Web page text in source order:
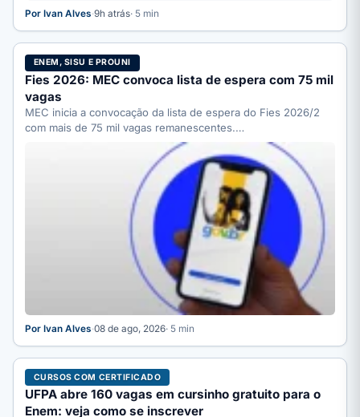
Por Ivan Alves·9h atrás· 5 min
ENEM, SISU E PROUNI
Fies 2026: MEC convoca lista de espera com 75 mil
vagas
MEC inicia a convocação da lista de espera do Fies 2026/2
com mais de 75 mil vagas remanescentes.…
Por Ivan Alves·08 de ago, 2026· 5 min
CURSOS COM CERTIFICADO
UFPA abre 160 vagas em cursinho gratuito para o
Enem: veja como se inscrever